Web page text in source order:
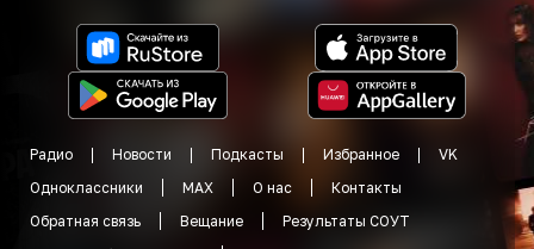
Радио Новости Подкасты Избранное
VK
Одноклассники
MAX О нас
Контакты
Обратная связь
Вещание
Результаты СОУТ